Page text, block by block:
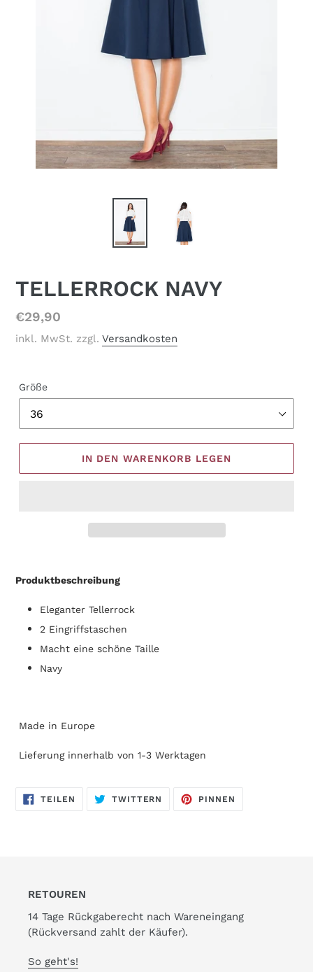
TELLERROCK NAVY
Normaler
Preis
€29,90
inkl. MwSt. zzgl. Versandkosten
Größe
IN DEN WARENKORB LEGEN
wird
Warenkorb
Produktbeschreibung
Eleganter Tellerrock
2 Eingriffstaschen
Macht eine schöne Taille
Navy
Made in Europe
Lieferung innerhalb von 1-3 Werktagen
TEILEN
FACEBOOK
TWITTERN
TWITTER
PINNEN
RETOUREN
14 Tage Rückgaberecht nach Wareneingang
(Rückversand zahlt der Käufer).
So geht's!